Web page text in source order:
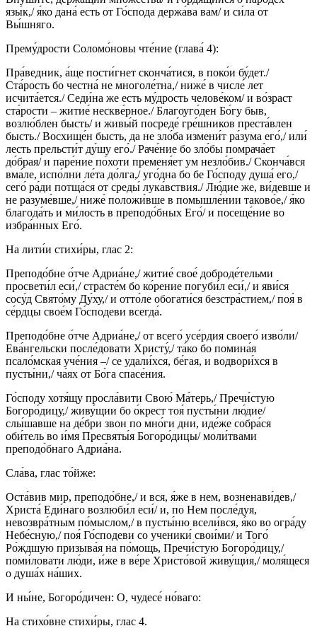
язы́к,/ я́ко дана́ есть от Го́спода держа́ва вам/ и си́ла от
Вы́шняго.
Прему́дрости Соломо́новы чте́ние (глава́ 4):
Пра́ведник, а́ще пости́гнет сконча́тися, в поко́и бу́дет./
Ста́рость бо честна́ не многоле́тна,/ ниже́ в числе́ лет
исчита́ется./ Седи́на же есть му́дрость челове́ком/ и во́зраст
ста́рости – житие́ нескве́рное./ Благоуго́ден Бо́гу быв,
возлю́блен бысть/ и живы́й посреде́ гре́шников преста́влен
бысть./ Восхище́н бысть, да не зло́ба измени́т ра́зума его́,/ или́
лесть прельсти́т ду́шу его́./ Раче́ние бо зло́бы помрача́ет
до́брая/ и паре́ние по́хоти пременя́ет ум незло́бив./ Сконча́вся
вма́ле, испо́лни ле́та до́лга,/ уго́дна бо бе Го́споду душа́ его,/
сего́ ра́ди потща́ся от среды́ лука́вствия./ Лю́дие же, ви́девше и
не разуме́вше,/ ниже́ положи́вше в помышле́нии таково́е,/ я́ко
благода́ть и ми́лость в преподо́бных Его́/ и посеще́ние во
избра́нных Его́.
На лити́и стихи́ры, глас 2:
Преподо́бне о́тче Адриа́не,/ житие́ свое́ доброде́тельми
просвети́л еси́,/ страсте́м бо ко́рение погуби́л еси́,/ и яви́ся
сосу́д Свято́му Ду́ху,/ и отто́ле обогати́ся безстра́стием,/ поя́ в
се́рдцы свое́м Го́сподеви всегда́.
Преподо́бне о́тче Адриа́не,/ от всего́ усе́рдия своего́ изво́ли/
Ева́нгельски после́довати Христу́,/ та́ко бо помина́я
псало́мская уче́ния –/ се удали́хся, бе́гая, и водвори́хся в
пусты́ни,/ ча́ях от Бо́га спасе́ния.
Го́споду хотя́щу просла́вити Свою́ Ма́терь,/ Пречи́стую
Богоро́дицу,/ живу́щии бо о́крест тоя́ пусты́ни лю́дие/
слы́шавше на де́бри звон по мно́ги дни, иде́же собра́ся
оби́тель во и́мя Пресвяты́я Богоро́дицы/ моли́твами
преподо́бнаго Адриа́на.
Сла́ва, глас то́йже:
Оста́вив мир, преподо́бне,/ и вся, я́же в нем, возненави́дев,/
Христа́ Еди́наго возлюби́л еси́/ и, по Нем после́дуя,
невозвра́тным по́мыслом,/ в пусты́ню всели́вся, я́ко во огра́ду
Небе́сную,/ поя́ Го́сподеви со ученики́ свои́ми/ и Того́
Ро́ждшую призыва́я на по́мощь, Пречи́стую Богоро́дицу,/
поми́ловати лю́ди, и́же в ве́ре Христо́вой живу́щия,/ моля́щеся
о душа́х на́ших.
И ны́не, Богоро́дичен: О, чудесе́ но́ваго:
На стихо́вне стихи́ры, глас 4.